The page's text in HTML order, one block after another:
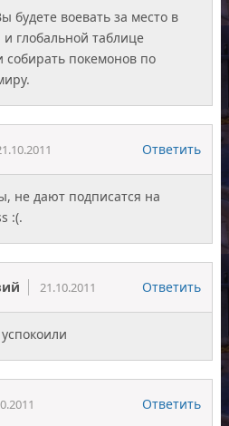
будете воевать за место в
глобальной таблице
собирать покемонов по
Ответить
не дают подписатся на
:(.
21.10.2011 Ответить
Ответить